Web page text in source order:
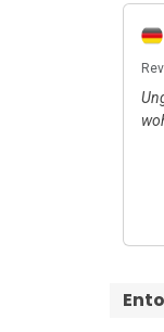
por
Las